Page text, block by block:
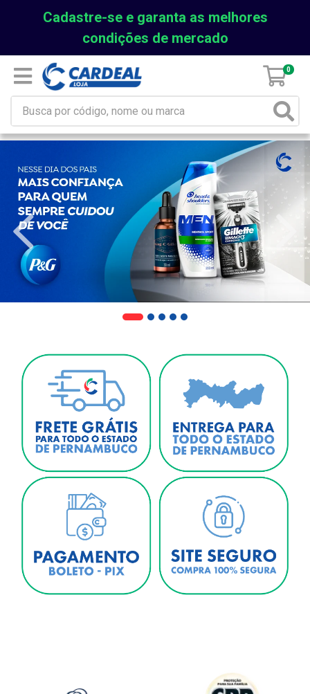
Cadastre-se e garanta as melhores
condições de mercado
0